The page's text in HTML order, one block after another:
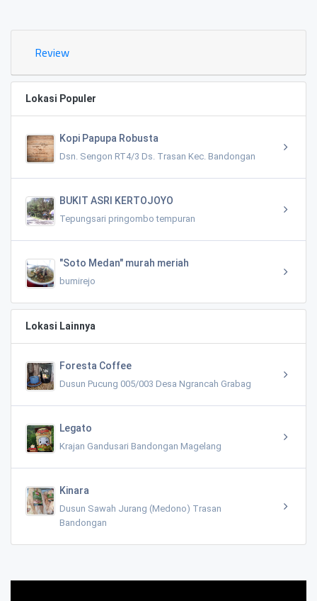
Review
Lokasi Populer
Kopi Papupa Robusta
Dsn. Sengon RT4/3 Ds. Trasan Kec. Bandongan
BUKIT ASRI KERTOJOYO
Tepungsari pringombo tempuran
"Soto Medan" murah meriah
bumirejo
Lokasi Lainnya
Foresta Coffee
Dusun Pucung 005/003 Desa Ngrancah Grabag
Legato
Krajan Gandusari Bandongan Magelang
Kinara
Dusun Sawah Jurang (Medono) Trasan
Bandongan